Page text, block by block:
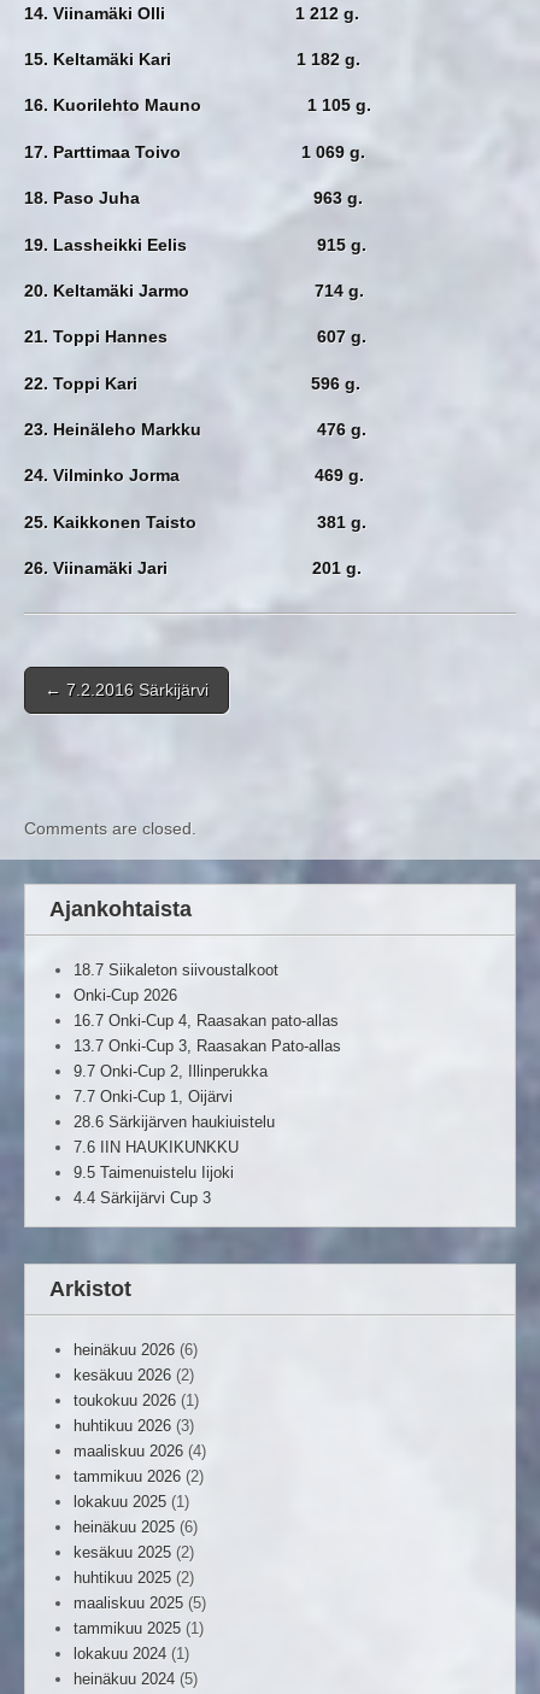
14. Viinamäki Olli 1 212 g.
15. Keltamäki Kari 1 182 g.
16. Kuorilehto Mauno 1 105 g.
17. Parttimaa Toivo 1 069 g.
18. Paso Juha 963 g.
19. Lassheikki Eelis 915 g.
20. Keltamäki Jarmo 714 g.
21. Toppi Hannes 607 g.
22. Toppi Kari 596 g.
23. Heinäleho Markku 476 g.
24. Vilminko Jorma 469 g.
25. Kaikkonen Taisto 381 g.
26. Viinamäki Jari 201 g.
Post navigation
← 7.2.2016 Särkijärvi
Comments are closed.
Ajankohtaista
18.7 Siikaleton siivoustalkoot
Onki-Cup 2026
16.7 Onki-Cup 4, Raasakan pato-allas
13.7 Onki-Cup 3, Raasakan Pato-allas
9.7 Onki-Cup 2, Illinperukka
7.7 Onki-Cup 1, Oijärvi
28.6 Särkijärven haukiuistelu
7.6 IIN HAUKIKUNKKU
9.5 Taimenuistelu Iijoki
4.4 Särkijärvi Cup 3
Arkistot
heinäkuu 2026 (6)
kesäkuu 2026 (2)
toukokuu 2026 (1)
huhtikuu 2026 (3)
maaliskuu 2026 (4)
tammikuu 2026 (2)
lokakuu 2025 (1)
heinäkuu 2025 (6)
kesäkuu 2025 (2)
huhtikuu 2025 (2)
maaliskuu 2025 (5)
tammikuu 2025 (1)
lokakuu 2024 (1)
heinäkuu 2024 (5)